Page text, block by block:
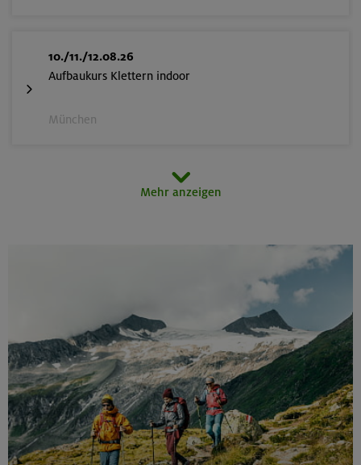
10./11./12.08.26
Aufbaukurs Klettern indoor
München
3000er-Rundtour in der Sonnblickgruppe
Goldberggruppe
14.-16.08.26
Mehr anzeigen